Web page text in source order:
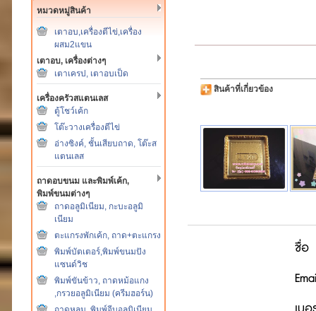
หมวดหมู่สินค้า
เตาอบ,เครื่องตีไข่,เครื่อง
ผสม2แขน
เตาอบ, เครื่องต่างๆ
เตาเครป, เตาอบเป็ด
เครื่องครัวสแตนเลส
ตู้โชว์เค้ก
โต๊ะวางเครื่องตีไข่
อ่างซิงค์, ชั้นเสียบถาด, โต๊ะส
แตนเลส
ถาดอบขนม และพิมพ์เค้ก,
พิมพ์ขนมต่างๆ
ถาดอลูมิเนียม, กะบะอลูมิ
เนียม
ตะแกรงพักเค้ก, ถาด+ตะแกรง
พิมพ์บัตเตอร์,พิมพ์ขนมปัง
แซนด์วิช
พิมพ์ขันข้าว, ถาดหม้อแกง
,กรวยอลูมิเนียม (ครีมฮอร์น)
สินค้าที่เกี่ยวข้อง
ชื่อ